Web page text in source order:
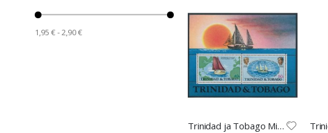
Trinidad ja Tobago Mi BL11 **
1,95 € - 2,90 €